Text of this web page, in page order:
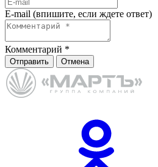
E-mail (впишите, если ждете ответ)
Комментарий *
Отправить Отмена